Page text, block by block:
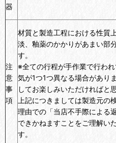
器
注
意
事
項
材質と製造工程における性質
淡、釉薬のかかりがあまい部
す。
※全ての行程が手作業で行わ
気が1つ1つ異なる場合があり
してお楽しみいただければと
上記につきましては製造元の
理由での「当店不手際による
できかねますことをご理解い
す。